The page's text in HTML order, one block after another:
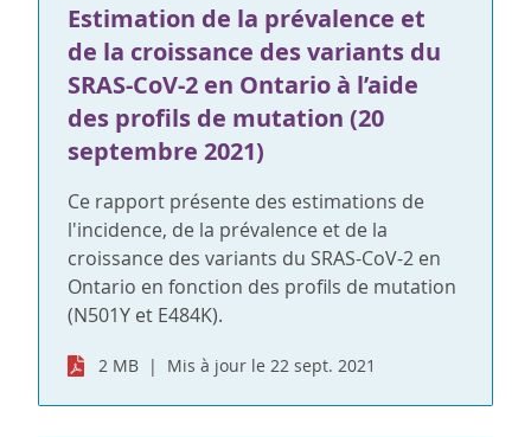
Estimation de la prévalence et
de la croissance des variants du
SRAS-CoV-2 en Ontario à l’aide
des profils de mutation (20
septembre 2021)
Ce rapport présente des estimations de
l'incidence, de la prévalence et de la
croissance des variants du SRAS-CoV-2 en
Ontario en fonction des profils de mutation
(N501Y et E484K).
2 MB Mis à jour le 22 sept. 2021